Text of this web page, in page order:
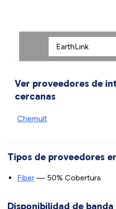
Ver proveedores de
cercanas
Chemult
Tipos de proveedores
Fiber — 50% Cobertura
Disponibilidad de banda